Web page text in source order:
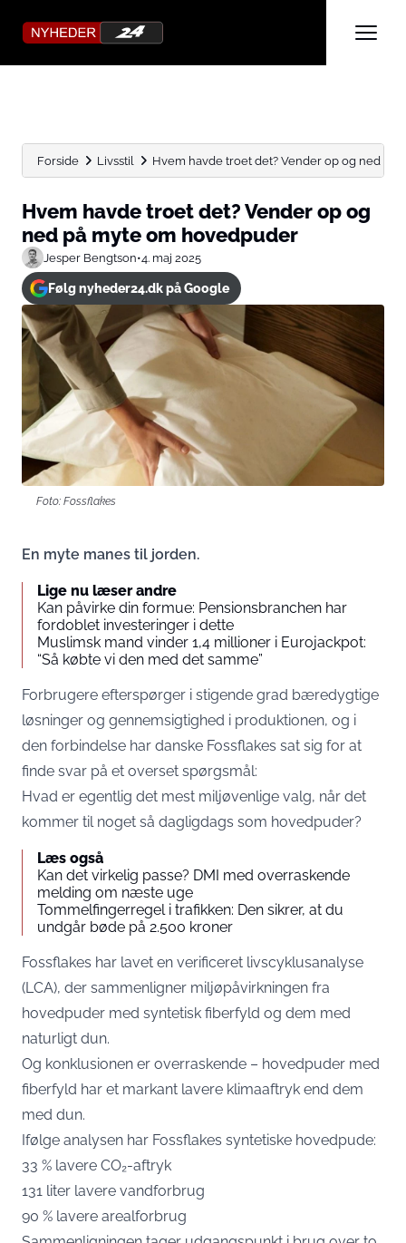
Forside Livsstil Hvem havde troet det? Vender op og ned på
Hvem havde troet det? Vender op og
ned på myte om hovedpuder
Jesper Bengtson•4. maj 2025
Følg nyheder24.dk på Google
Foto: Fossflakes
En myte manes til jorden.
Lige nu læser andre
Kan påvirke din formue: Pensionsbranchen har
fordoblet investeringer i dette
Muslimsk mand vinder 1,4 millioner i Eurojackpot:
“Så købte vi den med det samme”
Forbrugere efterspørger i stigende grad bæredygtige
løsninger og gennemsigtighed i produktionen, og i
den forbindelse har danske Fossflakes sat sig for at
finde svar på et overset spørgsmål:
Hvad er egentlig det mest miljøvenlige valg, når det
kommer til noget så dagligdags som hovedpuder?
Læs også
Kan det virkelig passe? DMI med overraskende
melding om næste uge
Tommelfingerregel i trafikken: Den sikrer, at du
undgår bøde på 2.500 kroner
Fossflakes har lavet en verificeret livscyklusanalyse
(LCA), der sammenligner miljøpåvirkningen fra
hovedpuder med syntetisk fiberfyld og dem med
naturligt dun.
Og konklusionen er overraskende – hovedpuder med
fiberfyld har et markant lavere klimaaftryk end dem
med dun.
Ifølge analysen har Fossflakes syntetiske hovedpude:
33 % lavere CO₂-aftryk
131 liter lavere vandforbrug
90 % lavere arealforbrug